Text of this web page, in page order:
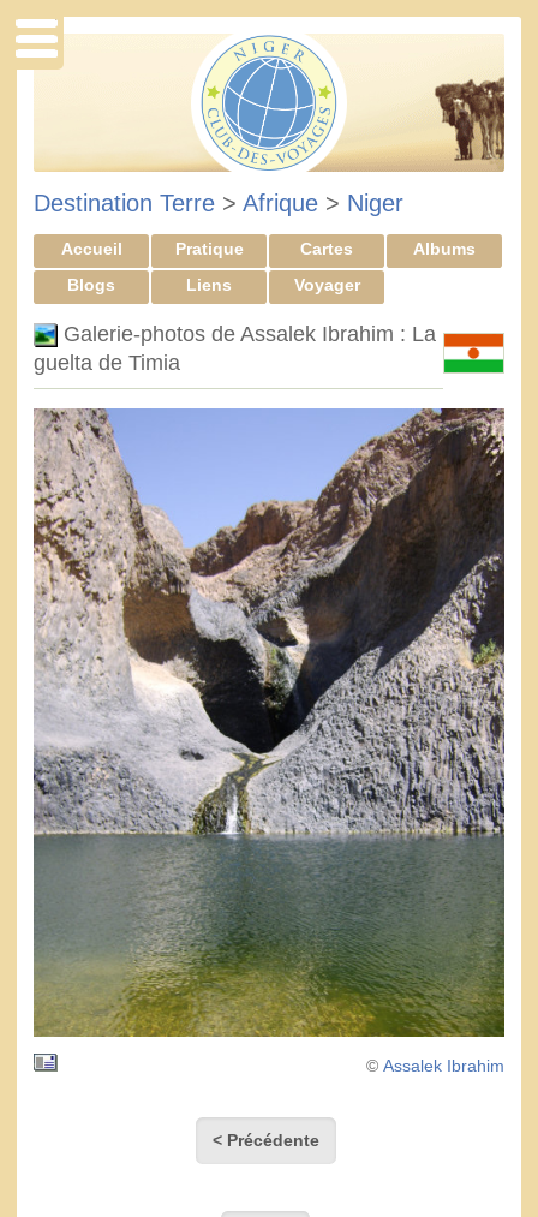
Destination Terre > Afrique > Niger
Accueil Pratique Cartes
Albums
Blogs
Liens Voyager
Galerie-photos de Assalek Ibrahim : La
guelta de Timia
© Assalek Ibrahim
< Précédente